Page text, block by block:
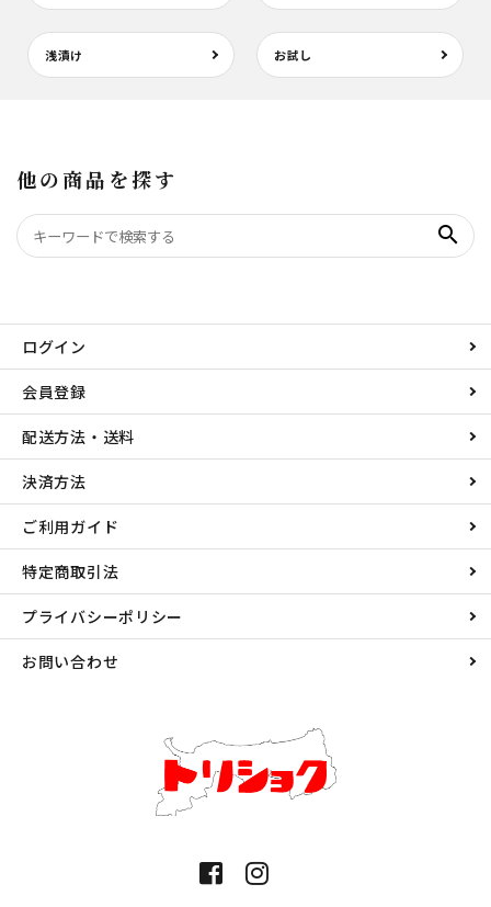
浅漬け お試し
他の商品を探す
search
ログイン
会員登録
配送方法・送料
決済方法
ご利用ガイド
特定商取引法
プライバシーポリシー
お問い合わせ